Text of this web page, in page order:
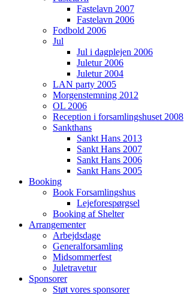
Fastelavn 2007
Fastelavn 2006
Fodbold 2006
Jul
Jul i dagplejen 2006
Juletur 2006
Juletur 2004
LAN party 2005
Morgenstemning 2012
OL 2006
Reception i forsamlingshuset 2008
Sankthans
Sankt Hans 2013
Sankt Hans 2007
Sankt Hans 2006
Sankt Hans 2005
Booking
Book Forsamlingshus
Lejeforespørgsel
Booking af Shelter
Arrangementer
Arbejdsdage
Generalforsamling
Midsommerfest
Juletravetur
Sponsorer
Støt vores sponsorer